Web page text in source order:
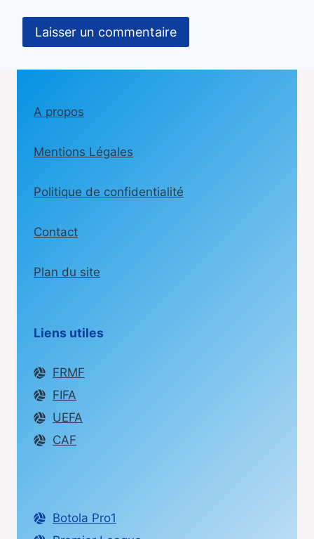
A propos
Mentions Légales
Politique de confidentialité
Contact
Plan du site
Liens utiles
FRMF
FIFA
UEFA
CAF
Botola Pro1